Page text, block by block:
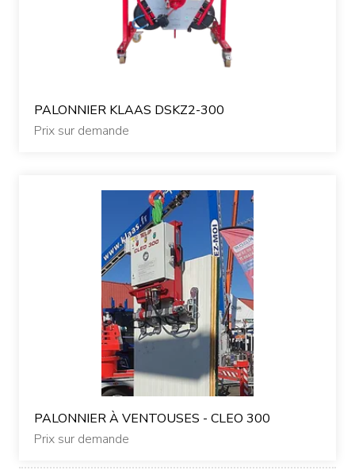
Contactez-nous
PALONNIER KLAAS DSKZ2-300
Prix sur demande
PALONNIER À VENTOUSES - CLEO 300
Prix sur demande